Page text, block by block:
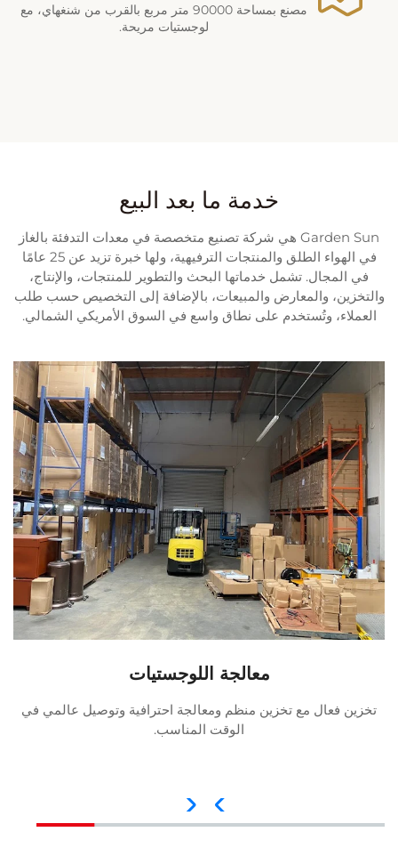
مصنع بمساحة 90000 متر مربع بالقرب من شنغهاي، مع
لوجستيات مريحة.
خدمة ما بعد البيع
Garden Sun هي شركة تصنيع متخصصة في معدات التدفئة بالغاز
في الهواء الطلق والمنتجات الترفيهية، ولها خبرة تزيد عن 25 عامًا
في المجال. تشمل خدماتها البحث والتطوير للمنتجات، والإنتاج،
والتخزين، والمعارض والمبيعات، بالإضافة إلى التخصيص حسب طلب
العملاء، وتُستخدم على نطاق واسع في السوق الأمريكي الشمالي.
معالجة اللوجستيات
تخزين فعال مع تخزين منظم ومعالجة احترافية وتوصيل عالمي في
الوقت المناسب.